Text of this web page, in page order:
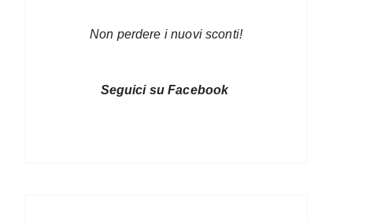
Non perdere i nuovi sconti!
Seguici su Facebook